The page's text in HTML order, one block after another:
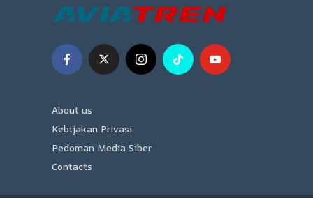
About us
Kebijakan Privasi
Pedoman Media Siber
Contacts